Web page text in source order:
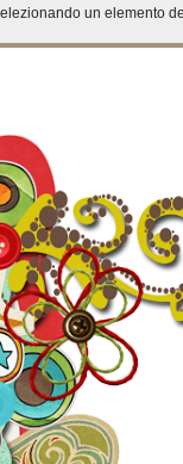
un elemento